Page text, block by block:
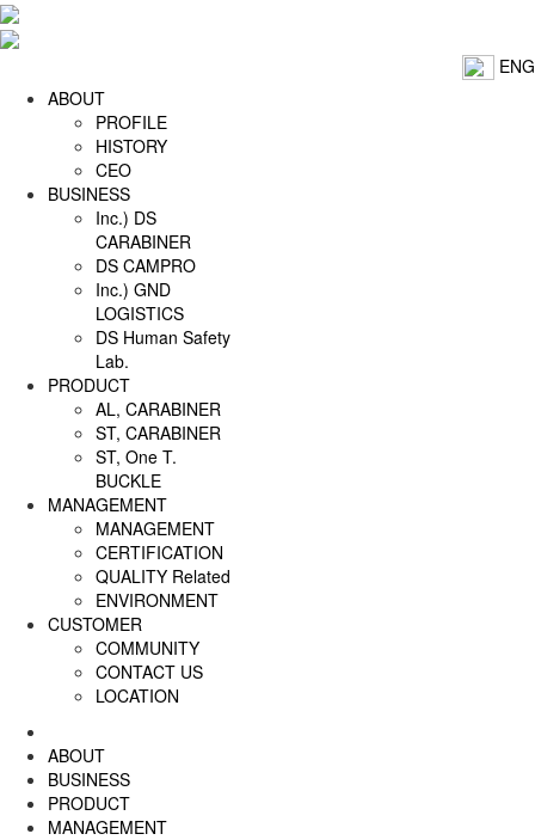
ENG
ABOUT
PROFILE
HISTORY
CEO
BUSINESS
Inc.) DS
CARABINER
DS CAMPRO
Inc.) GND
LOGISTICS
DS Human Safety
Lab.
PRODUCT
AL, CARABINER
ST, CARABINER
ST, One T.
BUCKLE
MANAGEMENT
MANAGEMENT
CERTIFICATION
QUALITY Related
ENVIRONMENT
CUSTOMER
COMMUNITY
CONTACT US
LOCATION
ABOUT
BUSINESS
PRODUCT
MANAGEMENT